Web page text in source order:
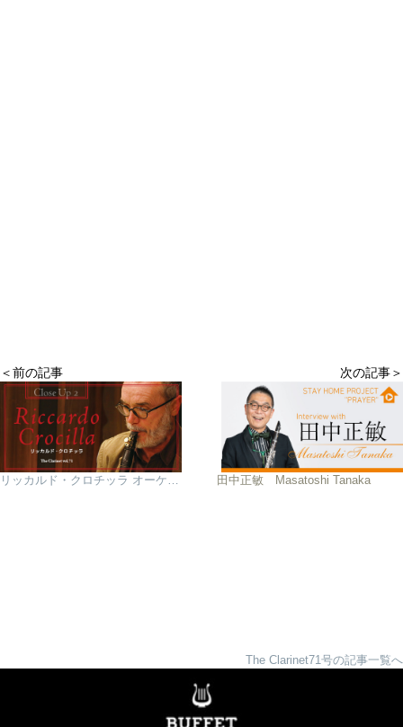
＜前の記事
リッカルド・クロチッラ オーケストラとクレズマー音楽の二刀流 「いつかは日本でマスタークラスを」
次の記事＞
田中正敏 Masatoshi Tanaka
The Clarinet71号の記事一覧へ